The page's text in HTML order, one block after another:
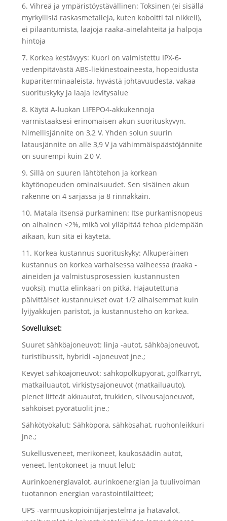
6. Vihreä ja ympäristöystävällinen: Toksinen (ei sisällä
myrkyllisiä raskasmetalleja, kuten koboltti tai nikkeli),
ei pilaantumista, laajoja raaka-ainelähteitä ja halpoja
hintoja
7. Korkea kestävyys: Kuori on valmistettu IPX-6-
vedenpitävästä ABS-liekinestoaineesta, hopeoidusta
kupariterminaaleista, hyvästä johtavuudesta, vakaa
suorituskyky ja laaja levitysalue
8. Käytä A-luokan LIFEPO4-akkukennoja
varmistaaksesi erinomaisen akun suorituskyvyn.
Nimellisjännite on 3,2 V. Yhden solun suurin
latausjännite on alle 3,9 V ja vähimmäispäästöjännite
on suurempi kuin 2,0 V.
9. Sillä on suuren lähtötehon ja korkean
käytönopeuden ominaisuudet. Sen sisäinen akun
rakenne on 4 sarjassa ja 8 rinnakkain.
10. Matala itsensä purkaminen: Itse purkamisnopeus
on alhainen <2%, mikä voi ylläpitää tehoa pidempään
aikaan, kun sitä ei käytetä.
11. Korkea kustannus suorituskyky: Alkuperäinen
kustannus on korkea varhaisessa vaiheessa (raaka -
aineiden ja valmistusprosessien kustannusten
vuoksi), mutta elinkaari on pitkä. Hajautettuna
päivittäiset kustannukset ovat 1/2 alhaisemmat kuin
lyijyakkujen paristot, ja kustannusteho on korkea.
Sovellukset:
Suuret sähköajoneuvot: linja -autot, sähköajoneuvot,
turistibussit, hybridi -ajoneuvot jne.;
Kevyet sähköajoneuvot: sähköpolkupyörät, golfkärryt,
matkailuautot, virkistysajoneuvot (matkailuauto),
pienet litteät akkuautot, trukkien, siivousajoneuvot,
sähköiset pyörätuolit jne.;
Sähkötyökalut: Sähköpora, sähkösahat, ruohonleikkuri
jne.;
Sukellusveneet, merikoneet, kaukosäädin autot,
veneet, lentokoneet ja muut lelut;
Aurinkoenergiavalot, aurinkoenergian ja tuulivoiman
tuotannon energian varastointilaitteet;
UPS -varmuuskopiointijärjestelmä ja hätävalot,